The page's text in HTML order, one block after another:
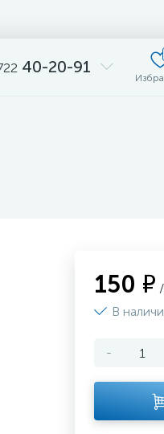
40-20-91
150 ₽
В
-